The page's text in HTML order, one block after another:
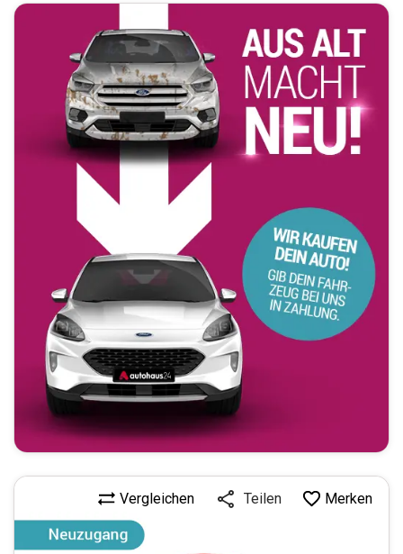
Vergleichen Teilen Merken